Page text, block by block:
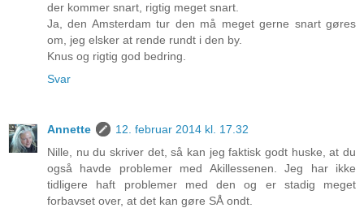
der kommer snart, rigtig meget snart.
Ja, den Amsterdam tur den må meget gerne snart gøres
om, jeg elsker at rende rundt i den by.
Knus og rigtig god bedring.
Svar
Annette
12. februar 2014 kl. 17.32
Nille, nu du skriver det, så kan jeg faktisk godt huske, at du
også havde problemer med Akillessenen. Jeg har ikke
tidligere haft problemer med den og er stadig meget
forbavset over, at det kan gøre SÅ ondt.